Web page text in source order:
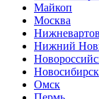
Майкоп
Москва
Нижний
Новосибирск
Омск